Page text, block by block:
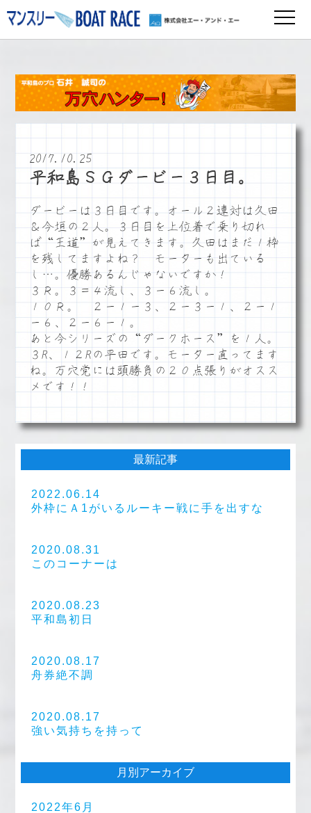
2017.10.25
平和島ＳＧダービー３日目。
ダービーは３日目です。オール２連対は久田
＆今垣の２人。３日目を上位着で乗り切れ
ば“王道”が見えてきます。久田はまだ１枠
を残してますよね？ モーターも出ている
し…。優勝あるんじゃないですか！
３Ｒ。３＝４流し、３ー６流し。
１０Ｒ。 ２ー１ー３、２ー３ー１、２ー１
ー６、２ー６ー１。
あと今シリーズの“ダークホース”を１人。
３R、１２Rの平田です。モーター直ってます
ね。万穴党には頭勝負の２０点張りがオスス
メです！！
最新記事
2022.06.14
外枠にＡ1がいるルーキー戦に手を出すな
2020.08.31
このコーナーは
2020.08.23
平和島初日
2020.08.17
舟券絶不調
2020.08.17
強い気持ちを持って
月別アーカイブ
2022年6月